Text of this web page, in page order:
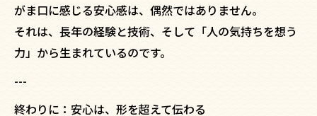
がま口に感じる安心感は、偶然ではありません。
それは、長年の経験と技術、そして「人の気持ちを想う
力」から生まれているのです。
---
終わりに：安心は、形を超えて伝わる